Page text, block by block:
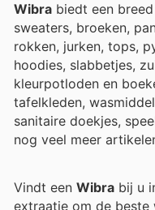
Wibra biedt een
sweaters, broeken,
rokken, jurken, tops,
hoodies, slabbetjes,
kleurpotloden en
tafelkleden,
sanitaire doekjes,
nog veel meer
Vindt een Wibra bij u
extraatje om de